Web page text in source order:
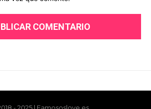
- 2025 | Famososlove.es